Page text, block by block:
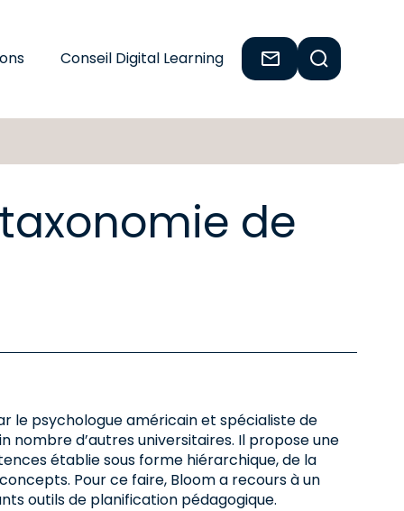
Conseil Digital Learning
de
le psychologue américain et spécialiste de
nombre d’autres universitaires. Il propose une
établie sous forme hiérarchique, de la
Pour ce faire, Bloom a recours à un
outils de planification pédagogique.